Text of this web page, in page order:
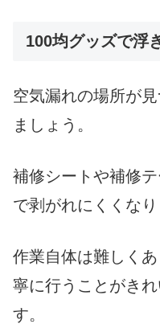
100均グッズで浮
空気漏れの場所が
ましょう。
補修シートや補修
で剥がれにくくなり
作業自体は難しく
寧に行うことがき
す。